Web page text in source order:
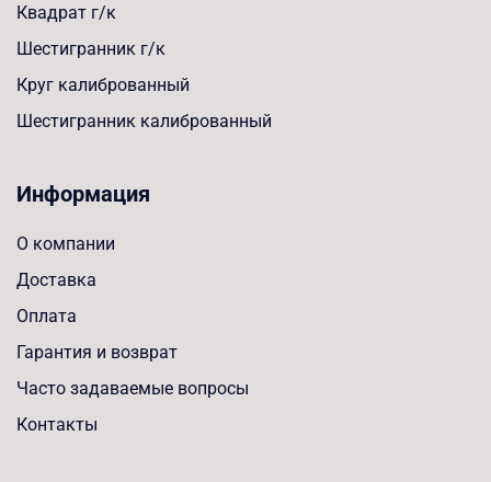
Квадрат г/к
Шестигранник г/к
Круг калиброванный
Шестигранник калиброванный
Информация
О компании
Доставка
Оплата
Гарантия и возврат
Часто задаваемые вопросы
Контакты